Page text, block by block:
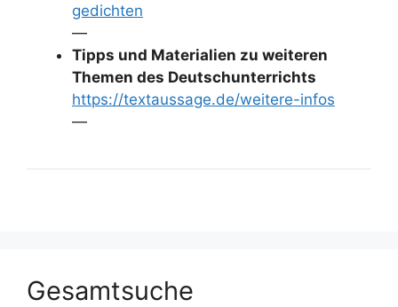
gedichten
—
Tipps und Materialien zu weiteren
Themen des Deutschunterrichts
https://textaussage.de/weitere-infos
—
Gesamtsuche